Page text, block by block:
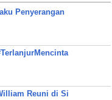
Penyerangan
Reuni di Si